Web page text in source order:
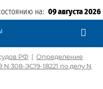
на: 09 августа 2026
РФ | Определение
308-ЭС19-18221 по делу N